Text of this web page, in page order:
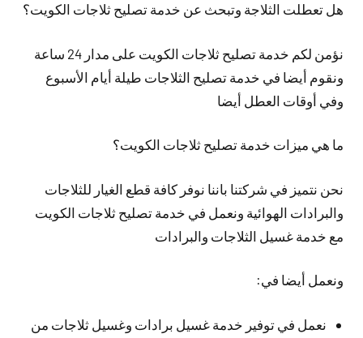
هل تعطلت الثلاجة وتبحث عن خدمة تصليح ثلاجات الكويت؟
نؤمن لكم خدمة تصليح ثلاجات الكويت على مدار 24 ساعة
ونقوم أيضا في خدمة تصليح الثلاجات طيلة أيام الأسبوع
وفي أوقات العطل أيضا
ما هي ميزات خدمة تصليح ثلاجات الكويت؟
نحن نتميز في شركتنا باننا نوفر كافة قطع الغيار للثلاجات
والبرادات الهوائية ونعمل في خدمة تصليح ثلاجات الكويت
مع خدمة غسيل الثلاجات والبرادات
ونعمل أيضا في:
نعمل في توفير خدمة غسيل برادات وغسيل ثلاجات من